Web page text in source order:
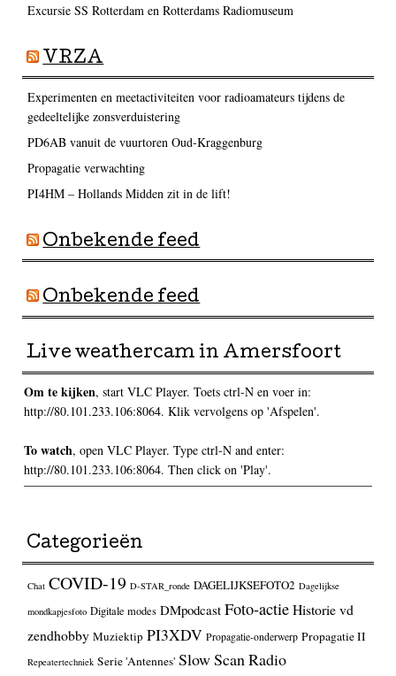
Excursie SS Rotterdam en Rotterdams Radiomuseum
VRZA
Experimenten en meetactiviteiten voor radioamateurs tijdens de
gedeeltelijke zonsverduistering
PD6AB vanuit de vuurtoren Oud-Kraggenburg
Propagatie verwachting
PI4HM – Hollands Midden zit in de lift!
Onbekende feed
Onbekende feed
Live weathercam in Amersfoort
Om te kijken, start VLC Player. Toets ctrl-N en voer in:
http://80.101.233.106:8064. Klik vervolgens op 'Afspelen'.
To watch, open VLC Player. Type ctrl-N and enter:
http://80.101.233.106:8064. Then click on 'Play'.
Categorieën
Chat COVID-19 D-STAR_ronde DAGELIJKSEFOTO2 Dagelijkse
mondkapjesfoto Digitale modes DMpodcast Foto-actieHistorie vd
zendhobby Muziektip PI3XDV Propagatie-onderwerp Propagatie II
Repeatertechniek Serie 'Antennes' Slow Scan Radio